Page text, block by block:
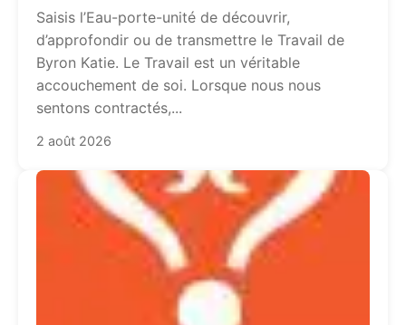
Saisis l’Eau-porte-unité de découvrir,
d’approfondir ou de transmettre le Travail de
Byron Katie. Le Travail est un véritable
accouchement de soi. Lorsque nous nous
sentons contractés,...
2 août 2026